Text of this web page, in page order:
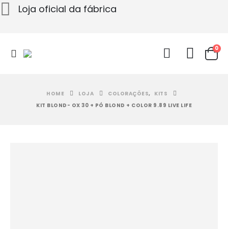
Loja oficial da fábrica
0
HOME LOJA COLORAÇÕES, KITS
KIT BLOND- OX 30 + PÓ BLOND + COLOR 9.89 LIVE LIFE